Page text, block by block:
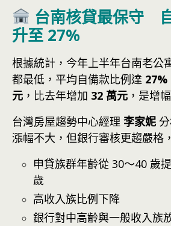
台南核貸最保守
升至 27%
根據統計，今年上半年台南老公
都最低，平均自備款比例達 27%
元 ，比去年增加 32 萬元 ，是增
台灣房屋趨勢中心經理 李家妮
漲幅不大，但銀行審核更趨嚴格
申貸族群年齡從 30～40 歲
歲
高收入族比例下降
銀行對中高齡與一般收入族